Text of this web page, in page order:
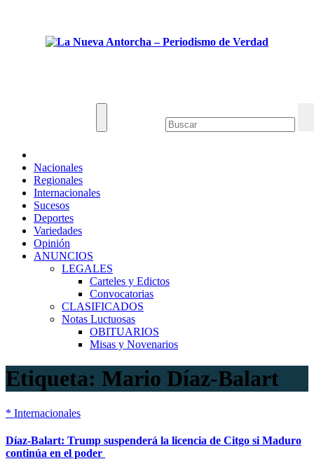
contenido
Nacionales
Regionales
Internacionales
Sucesos
Deportes
Variedades
Opinión
ANUNCIOS
LEGALES
Carteles y Edictos
Convocatorias
CLASIFICADOS
Notas Luctuosas
OBITUARIOS
Misas y Novenarios
Etiqueta: Mario Díaz-Balart
* Internacionales
Díaz-Balart: Trump suspenderá la licencia de Citgo si Maduro
continúa en el poder